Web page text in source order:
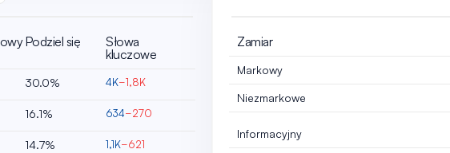
Podziel się
Słowa
kluczowe
30.0% 4K−1,8K
16.1% 634−270
14.7% 1,1K−621
Zamiar
Markowy
Niezmarkowe
Informacyjny